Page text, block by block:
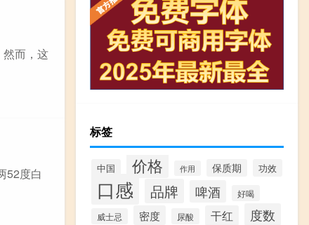
然而，这
52度白
标签
中国 价格 作用 保质期 功效
口感 品牌 啤酒
好喝
威士忌
密度 尿酸 干红 度数